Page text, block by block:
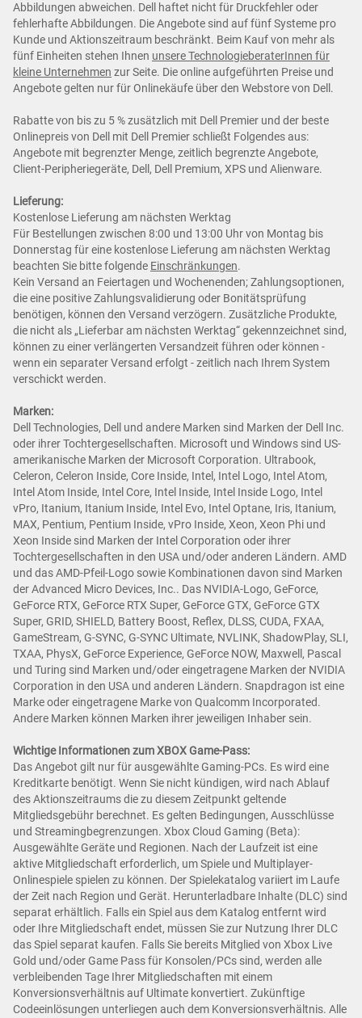
Abbildungen abweichen. Dell haftet nicht für Druckfehler oder
fehlerhafte Abbildungen. Die Angebote sind auf fünf Systeme pro
Kunde und Aktionszeitraum beschränkt. Beim Kauf von mehr als
fünf Einheiten stehen Ihnen unsere TechnologieberaterInnen für
kleine Unternehmen zur Seite. Die online aufgeführten Preise und
Angebote gelten nur für Onlinekäufe über den Webstore von Dell.
Rabatte von bis zu 5 % zusätzlich mit Dell Premier und der beste
Onlinepreis von Dell mit Dell Premier schließt Folgendes aus:
Angebote mit begrenzter Menge, zeitlich begrenzte Angebote,
Client-Peripheriegeräte, Dell, Dell Premium, XPS und Alienware.
Lieferung:
Kostenlose Lieferung am nächsten Werktag
Für Bestellungen zwischen 8:00 und 13:00 Uhr von Montag bis
Donnerstag für eine kostenlose Lieferung am nächsten Werktag
beachten Sie bitte folgende Einschränkungen.
Kein Versand an Feiertagen und Wochenenden; Zahlungsoptionen,
die eine positive Zahlungsvalidierung oder Bonitätsprüfung
benötigen, können den Versand verzögern. Zusätzliche Produkte,
die nicht als „Lieferbar am nächsten Werktag“ gekennzeichnet sind,
können zu einer verlängerten Versandzeit führen oder können -
wenn ein separater Versand erfolgt - zeitlich nach Ihrem System
verschickt werden.
Marken:
Dell Technologies, Dell und andere Marken sind Marken der Dell Inc.
oder ihrer Tochtergesellschaften. Microsoft und Windows sind US-
amerikanische Marken der Microsoft Corporation. Ultrabook,
Celeron, Celeron Inside, Core Inside, Intel, Intel Logo, Intel Atom,
Intel Atom Inside, Intel Core, Intel Inside, Intel Inside Logo, Intel
vPro, Itanium, Itanium Inside, Intel Evo, Intel Optane, Iris, Itanium,
MAX, Pentium, Pentium Inside, vPro Inside, Xeon, Xeon Phi und
Xeon Inside sind Marken der Intel Corporation oder ihrer
Tochtergesellschaften in den USA und/oder anderen Ländern. AMD
und das AMD-Pfeil-Logo sowie Kombinationen davon sind Marken
der Advanced Micro Devices, Inc.. Das NVIDIA-Logo, GeForce,
GeForce RTX, GeForce RTX Super, GeForce GTX, GeForce GTX
Super, GRID, SHIELD, Battery Boost, Reflex, DLSS, CUDA, FXAA,
GameStream, G-SYNC, G-SYNC Ultimate, NVLINK, ShadowPlay, SLI,
TXAA, PhysX, GeForce Experience, GeForce NOW, Maxwell, Pascal
und Turing sind Marken und/oder eingetragene Marken der NVIDIA
Corporation in den USA und anderen Ländern. Snapdragon ist eine
Marke oder eingetragene Marke von Qualcomm Incorporated.
Andere Marken können Marken ihrer jeweiligen Inhaber sein.
Wichtige Informationen zum XBOX Game-Pass:
Das Angebot gilt nur für ausgewählte Gaming-PCs. Es wird eine
Kreditkarte benötigt. Wenn Sie nicht kündigen, wird nach Ablauf
des Aktionszeitraums die zu diesem Zeitpunkt geltende
Mitgliedsgebühr berechnet. Es gelten Bedingungen, Ausschlüsse
und Streamingbegrenzungen. Xbox Cloud Gaming (Beta):
Ausgewählte Geräte und Regionen. Nach der Laufzeit ist eine
aktive Mitgliedschaft erforderlich, um Spiele und Multiplayer-
Onlinespiele spielen zu können. Der Spielekatalog variiert im Laufe
der Zeit nach Region und Gerät. Herunterladbare Inhalte (DLC) sind
separat erhältlich. Falls ein Spiel aus dem Katalog entfernt wird
oder Ihre Mitgliedschaft endet, müssen Sie zur Nutzung Ihrer DLC
das Spiel separat kaufen. Falls Sie bereits Mitglied von Xbox Live
Gold und/oder Game Pass für Konsolen/PCs sind, werden alle
verbleibenden Tage Ihrer Mitgliedschaften mit einem
Konversionsverhältnis auf Ultimate konvertiert. Zukünftige
Codeeinlösungen unterliegen auch dem Konversionsverhältnis. Alle